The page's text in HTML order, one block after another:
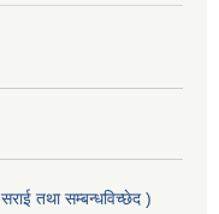
तथा सम्बन्धविच्छेद )